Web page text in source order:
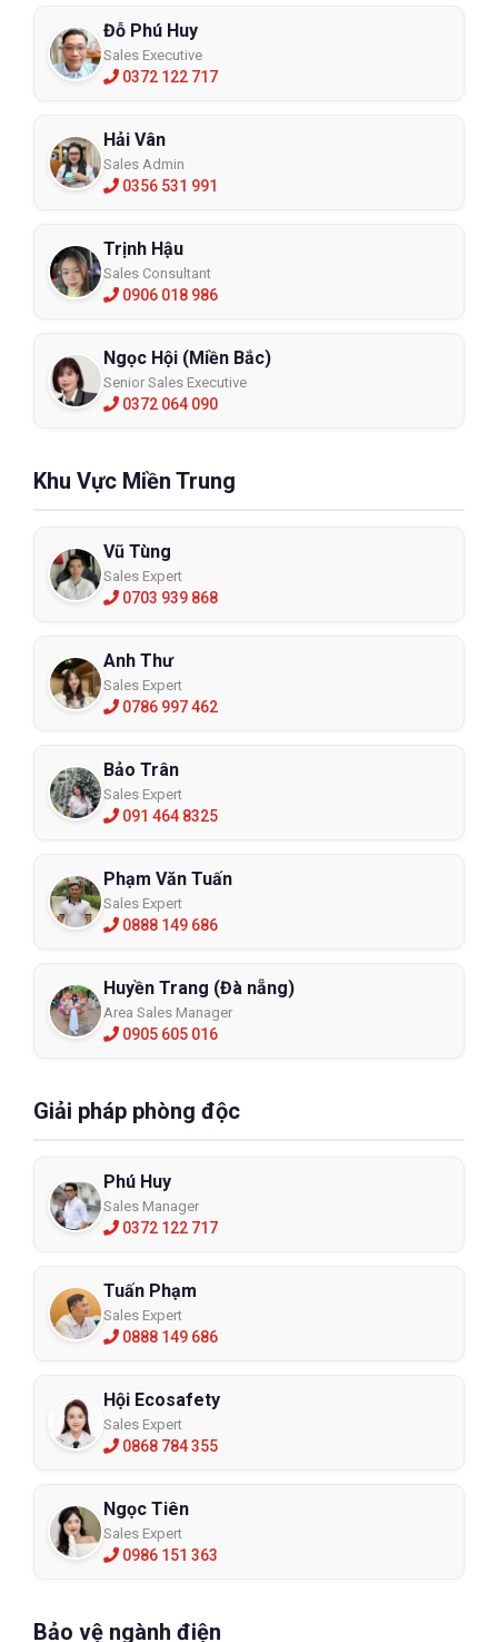
Đỗ Phú Huy
Sales Executive
0372 122 717
Hải Vân
Sales Admin
0356 531 991
Trịnh Hậu
Sales Consultant
0906 018 986
Ngọc Hội (Miền Bắc)
Senior Sales Executive
0372 064 090
Khu Vực Miền Trung
Vũ Tùng
Sales Expert
0703 939 868
Anh Thư
Sales Expert
0786 997 462
Bảo Trân
Sales Expert
091 464 8325
Phạm Văn Tuấn
Sales Expert
0888 149 686
Huyền Trang (Đà nẵng)
Area Sales Manager
0905 605 016
Giải pháp phòng độc
Phú Huy
Sales Manager
0372 122 717
Tuấn Phạm
Sales Expert
0888 149 686
Hội Ecosafety
Sales Expert
0868 784 355
Ngọc Tiên
Sales Expert
0986 151 363
Bảo vệ ngành điện